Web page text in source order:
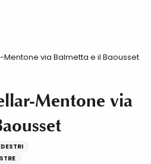
via Balmetta e il Baousset
Mentone via